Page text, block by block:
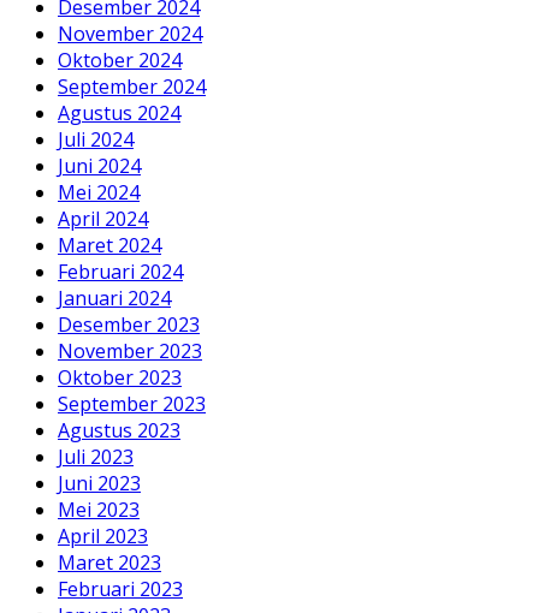
Desember 2024
November 2024
Oktober 2024
September 2024
Agustus 2024
Juli 2024
Juni 2024
Mei 2024
April 2024
Maret 2024
Februari 2024
Januari 2024
Desember 2023
November 2023
Oktober 2023
September 2023
Agustus 2023
Juli 2023
Juni 2023
Mei 2023
April 2023
Maret 2023
Februari 2023